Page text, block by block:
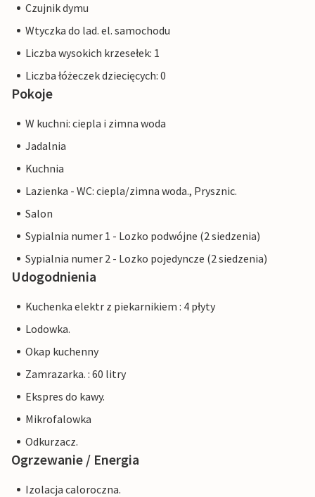
Czujnik dymu
Wtyczka do lad. el. samochodu
Liczba wysokich krzesełek: 1
Liczba łóżeczek dziecięcych: 0
Pokoje
W kuchni: ciepla i zimna woda
Jadalnia
Kuchnia
Lazienka - WC: ciepla/zimna woda., Prysznic.
Salon
Sypialnia numer 1 - Lozko podwójne (2 siedzenia)
Sypialnia numer 2 - Lozko pojedyncze (2 siedzenia)
Udogodnienia
Kuchenka elektr z piekarnikiem : 4 płyty
Lodowka.
Okap kuchenny
Zamrazarka. : 60 litry
Ekspres do kawy.
Mikrofalowka
Odkurzacz.
Ogrzewanie / Energia
Izolacja caloroczna.